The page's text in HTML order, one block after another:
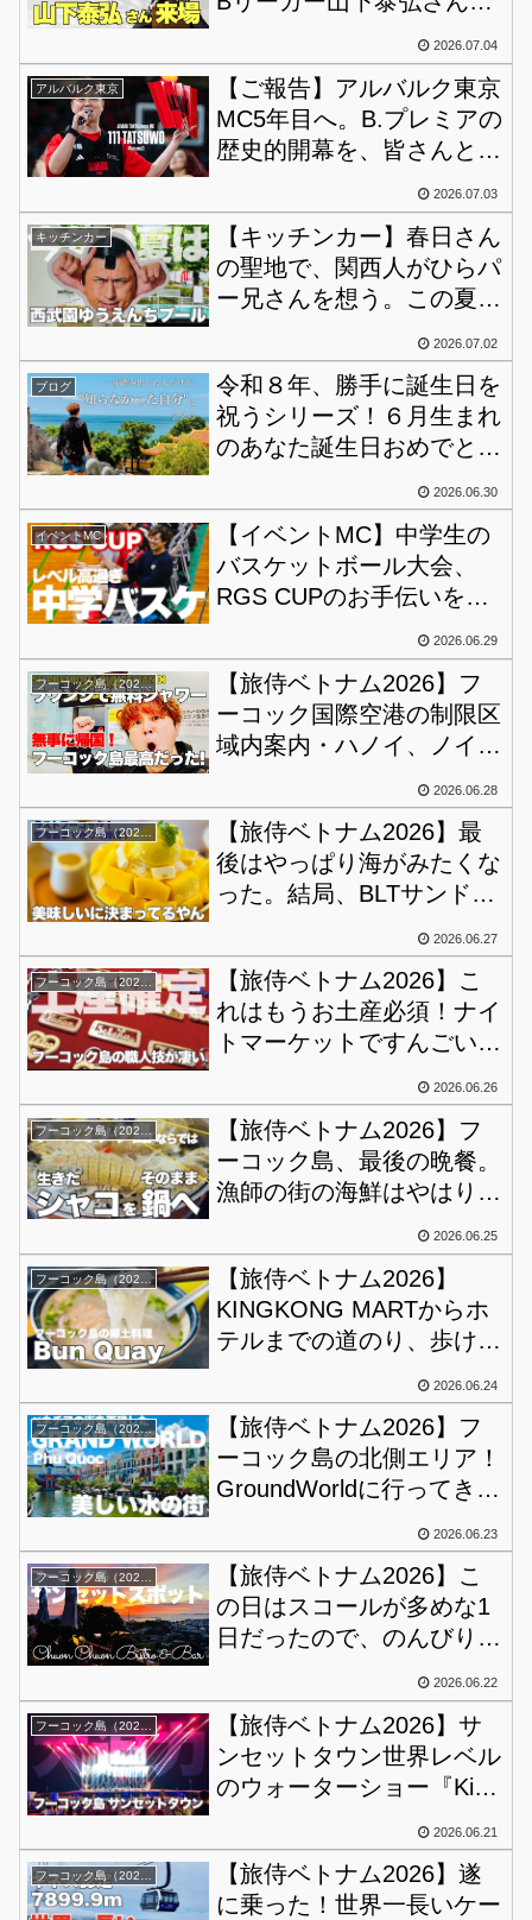
開催のお知らせ！
2026.07.04
アルバルク東京
【ご報告】アルバルク東京
MC5年目へ。B.プレミアの
歴史的開幕を、皆さんと共
2026.07.03
キッチンカー
【キッチンカー】春日さん
の聖地で、関西人がひらパ
ー兄さんを想う。この夏、
出店決定！
2026.07.02
ブログ
令和８年、勝手に誕生日を
祝うシリーズ！６月生まれ
のあなた誕生日おめでとう
2026.06.30
イベントMC
【イベントMC】中学生の
バスケットボール大会、
RGS CUPのお手伝いをさ
2026.06.29
フーコック島（2026）
【旅侍ベトナム2026】フ
ーコック国際空港の制限区
域内案内・ハノイ、ノイバ
場・シャワーが使えるご機
嫌ラウンジの徹底攻略！
2026.06.28
フーコック島（2026）
【旅侍ベトナム2026】最
後はやっぱり海がみたくな
った。結局、BLTサンドっ
ンゴーのアイス食べてもー
てん。
2026.06.27
フーコック島（2026）
【旅侍ベトナム2026】こ
れはもうお土産必須！ナイ
トマーケットですんごい職
くれ！
2026.06.26
フーコック島（2026）
【旅侍ベトナム2026】フ
ーコック島、最後の晩餐。
漁師の街の海鮮はやはりレ
過ぎるのおかしいよね？
2026.06.25
フーコック島（2026）
【旅侍ベトナム2026】
KINGKONG MARTからホ
テルまでの道のり、歩けば
2026.06.24
フーコック島（2026）
【旅侍ベトナム2026】フ
ーコック島の北側エリア！
GroundWorldに行ってき
り予定変更しまくる1日！
2026.06.23
【旅侍ベトナム2026】こ
の日はスコールが多めな1
日だったので、のんびりし
た。
2026.06.22
フーコック島（2026）
【旅侍ベトナム2026】サ
ンセットタウン世界レベル
のウォーターショー『Kiss
『Symphony of The Sea』
あなたならどう観る？
2026.06.21
【旅侍ベトナム2026】遂
に乗った！世界一長いケー